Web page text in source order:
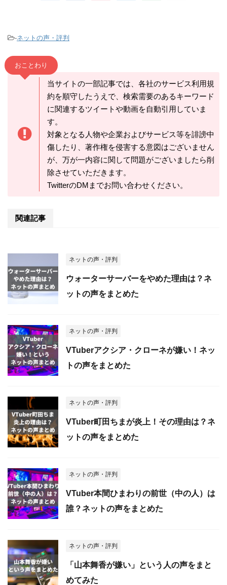
-ネットの声・評判
おことわり
当サイトの一部記事では、各社のサービス利用規
約を順守したうえで、検索需要のあるキーワード
に関連するツイートや動画を自動引用していま
す。
対象となる人物や企業およびサービス等を誹謗中
傷したり、著作権を侵害する意図はございません
が、万が一内容に関して問題がございましたら削
除させていただきます。
TwitterのDMまでお問い合わせください。
関連記事
ネットの声・評判
ウォーターサーバーをやめた理由は？ネ
ットの声をまとめた
ネットの声・評判
VTuberアクシア・クローネが嫌い！ネッ
トの声をまとめた
ネットの声・評判
VTuber町田ちまが炎上！その理由は？ネ
ットの声をまとめた
ネットの声・評判
VTuber本間ひまわりの前世（中の人）は
誰？ネットの声をまとめた
ネットの声・評判
「山本舞香が嫌い」という人の声をまと
めてみた